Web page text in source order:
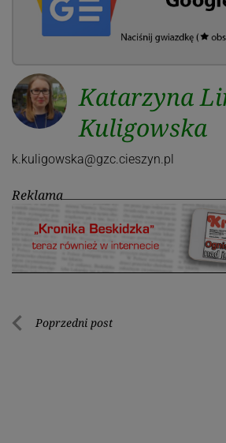
Katarzyna
Kuligowska
k.kuligowska@gzc.cieszyn.pl
Reklama
Nawigacja
Poprzedni post